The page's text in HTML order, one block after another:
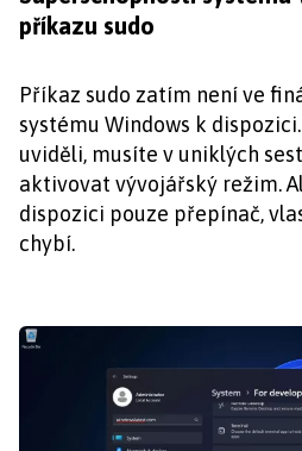
příkazu sudo
Příkaz sudo zatím není ve
systému Windows k
uviděli, musíte v uniklých
aktivovat vývojářský režim.
dispozici pouze přepínač,
chybí.